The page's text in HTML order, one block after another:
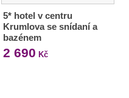
5* hotel v centru
Krumlova se snídaní a
bazénem
2 690 Kč